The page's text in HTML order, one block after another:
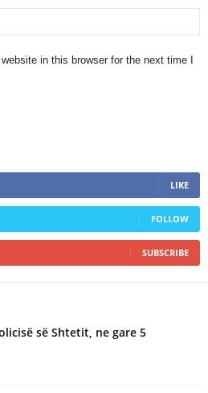
in this browser for the next time I
LIKE
FOLLOW
SUBSCRIBE
së Shtetit, ne gare 5